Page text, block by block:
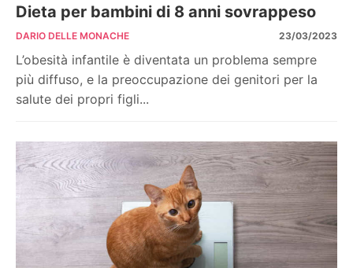
Dieta per bambini di 8 anni sovrappeso
DARIO DELLE MONACHE 23/03/2023
L’obesità infantile è diventata un problema sempre
più diffuso, e la preoccupazione dei genitori per la
salute dei propri figli...